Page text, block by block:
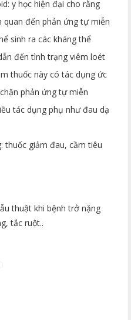
y học hiện đại cho rằng
đến phản ứng tự miễn
sinh ra các kháng thể
đến tình trạng viêm loét
thuốc này có tác dụng ức
phản ứng tự miễn
tác dụng phụ như đau dạ
thuốc giảm đau, cầm tiêu
thuật khi bệnh trở nặng
tắc ruột..